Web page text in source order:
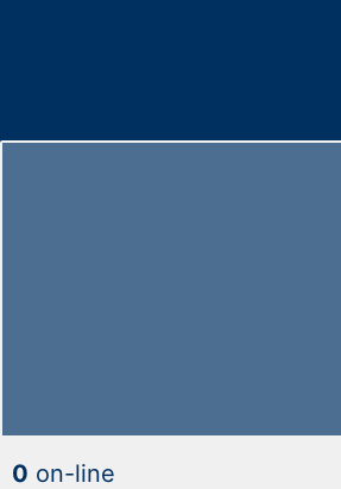
0 on-line